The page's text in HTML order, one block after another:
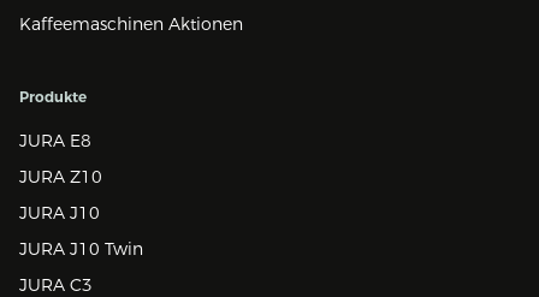
Kaffeemaschinen Aktionen
Produkte
JURA E8
JURA Z10
JURA J10
JURA J10 Twin
JURA C3